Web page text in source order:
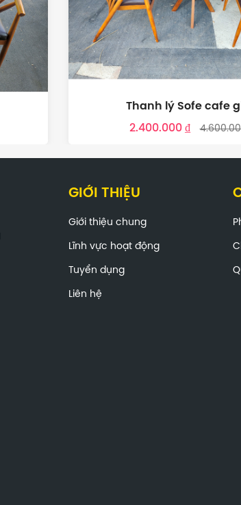
Thanh lý tủ mát Coca
13.000.000 ₫
GIỚI THIỆU
Giới thiệu chung
Lĩnh vực hoạt động
Tuyển dụng
Liên hệ